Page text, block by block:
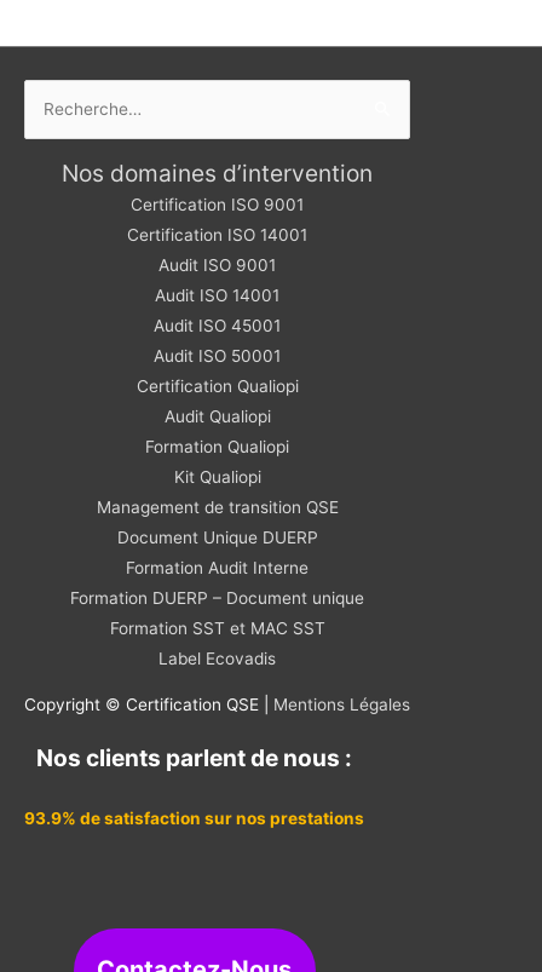
Nos domaines d’intervention
Certification ISO 9001
Certification ISO 14001
Audit ISO 9001
Audit ISO 14001
Audit ISO 45001
Audit ISO 50001
Certification Qualiopi
Audit Qualiopi
Formation Qualiopi
Kit Qualiopi
Management de transition QSE
Document Unique DUERP
Formation Audit Interne
Formation DUERP – Document unique
Formation SST et MAC SST
Label Ecovadis
Copyright © Certification QSE | Mentions Légales
Nos clients parlent de nous :
93.9% de satisfaction sur nos prestations